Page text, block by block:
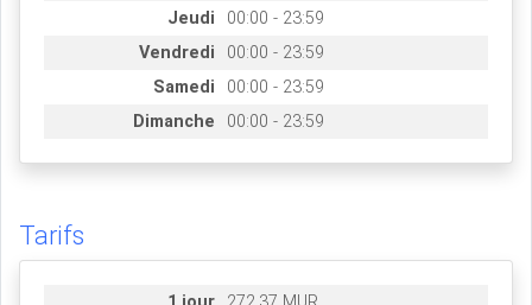
Jeudi
00:00 - 23:59
Vendredi
00:00 - 23:59
Samedi
00:00 - 23:59
Dimanche
00:00 - 23:59
Tarifs